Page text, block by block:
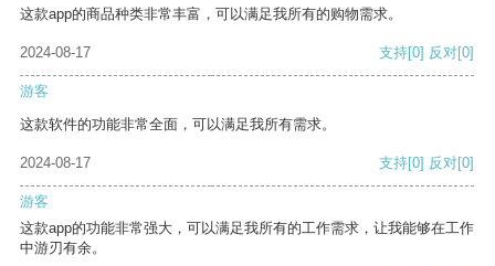
这款app的商品种类非常丰富，可以满足我所有的购物需求。
2024-08-17 支持[0] 反对[0]
游客
这款软件的功能非常全面，可以满足我所有需求。
2024-08-17 支持[0] 反对[0]
游客
这款app的功能非常强大，可以满足我所有的工作需求，让我能够在工作
中游刃有余。